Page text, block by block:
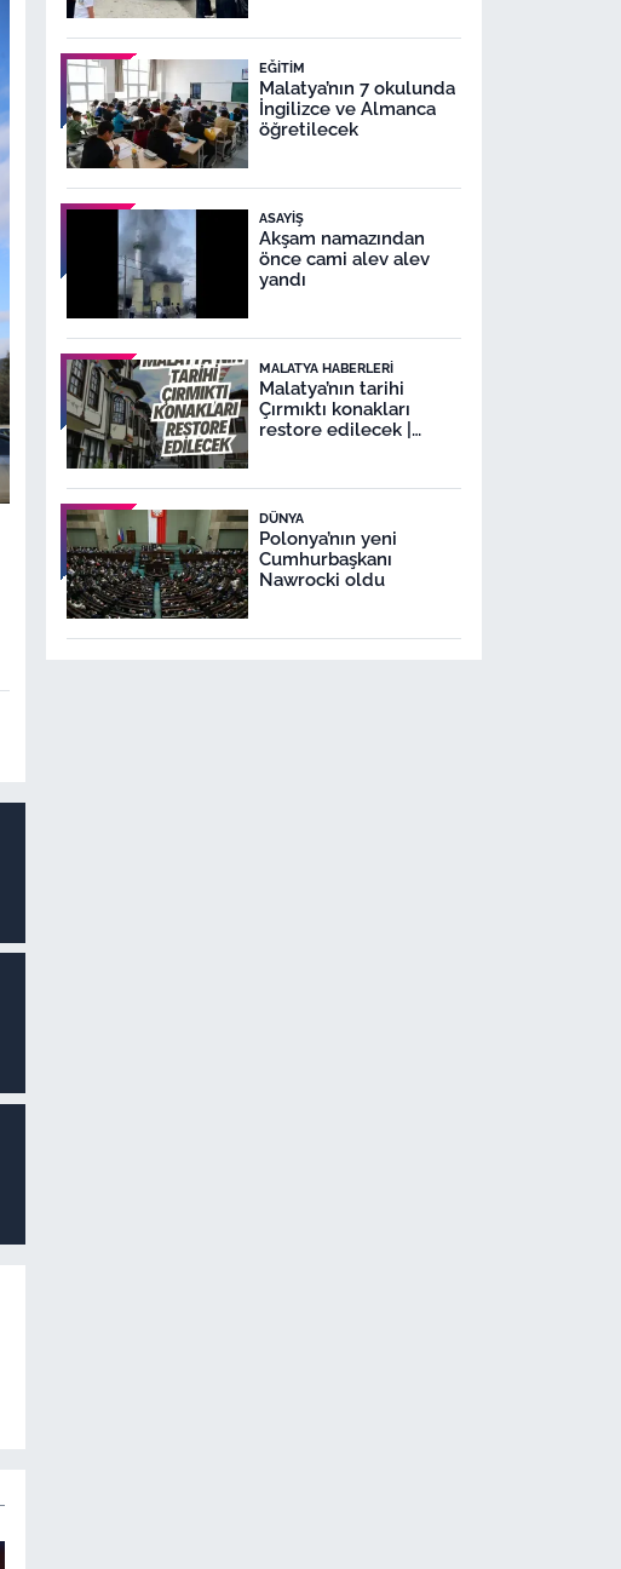
EĞITIM
Malatya’nın 7 okulunda
İngilizce ve Almanca
öğretilecek
ASAYIŞ
Akşam namazından
önce cami alev alev
yandı
MALATYA HABERLERI
Malatya’nın tarihi
Çırmıktı konakları
restore edilecek |
restorasyon
DÜNYA
Polonya’nın yeni
Cumhurbaşkanı
Nawrocki oldu